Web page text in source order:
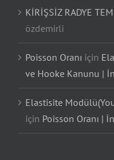
KİRİŞSİZ RADYE
özdemirli
Poisson Oranı için
ve Hooke Kanunu |
Elastisite
için Poisson Oranı |